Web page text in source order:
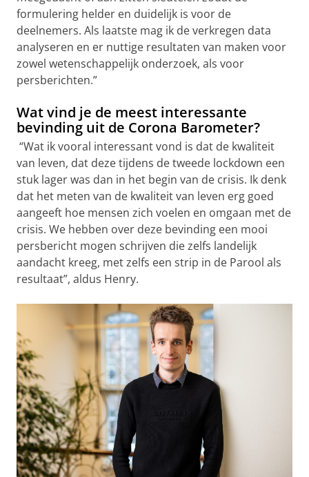
formulering helder en duidelijk is voor de
deelnemers. Als laatste mag ik de verkregen data
analyseren en er nuttige resultaten van maken voor
zowel wetenschappelijk onderzoek, als voor
persberichten.”
Wat vind je de meest interessante
bevinding uit de Corona Barometer?
“Wat ik vooral interessant vond is dat de kwaliteit
van leven, dat deze tijdens de tweede lockdown een
stuk lager was dan in het begin van de crisis. Ik denk
dat het meten van de kwaliteit van leven erg goed
aangeeft hoe mensen zich voelen en omgaan met de
crisis. We hebben over deze bevinding een mooi
persbericht mogen schrijven die zelfs landelijk
aandacht kreeg, met zelfs een strip in de Parool als
resultaat”, aldus Henry.